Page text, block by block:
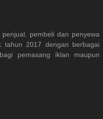
pembeli dan penyewa
tahun 2017 dengan berbagai
pemasang iklan maupun